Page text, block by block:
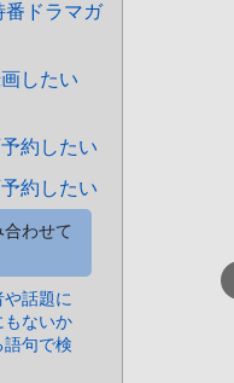
番ドラマガ
したい
約したい
約したい
わせて
話題に
もないか
句で検